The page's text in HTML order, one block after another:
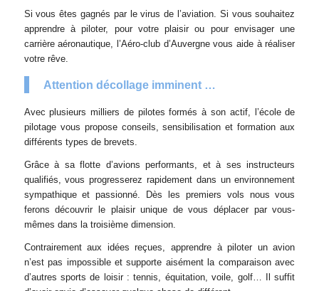
Si vous êtes gagnés par le virus de l’aviation. Si vous souhaitez
apprendre à piloter, pour votre plaisir ou pour envisager une
carrière aéronautique, l’Aéro-club d’Auvergne vous aide à réaliser
votre rêve.
Attention décollage imminent …
Avec plusieurs milliers de pilotes formés à son actif, l’école de
pilotage vous propose conseils, sensibilisation et formation aux
différents types de brevets.
Grâce à sa flotte d’avions performants, et à ses instructeurs
qualifiés, vous progresserez rapidement dans un environnement
sympathique et passionné. Dès les premiers vols nous vous
ferons découvrir le plaisir unique de vous déplacer par vous-
mêmes dans la troisième dimension.
Contrairement aux idées reçues, apprendre à piloter un avion
n’est pas impossible et supporte aisément la comparaison avec
d’autres sports de loisir : tennis, équitation, voile, golf… Il suffit